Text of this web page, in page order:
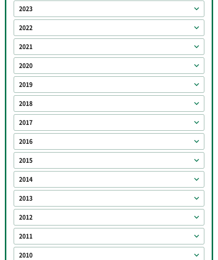
2023
2022
2021
2020
2019
2018
2017
2016
2015
2014
2013
2012
2011
2010